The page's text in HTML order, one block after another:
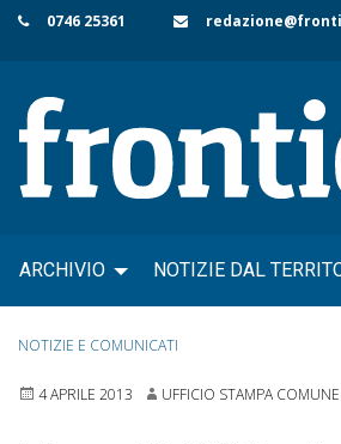
Skip
content
0746 25361
ARCHIVIO NOTIZIE DAL
NOTIZIE E COMUNICATI
4 APRILE 2013 UFFICIO STAMPA